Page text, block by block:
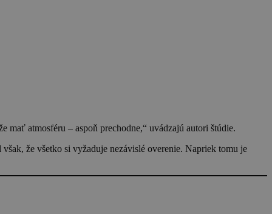
mať atmosféru – aspoň prechodne,“ uvádzajú autori štúdie.
že všetko si vyžaduje nezávislé overenie. Napriek tomu je